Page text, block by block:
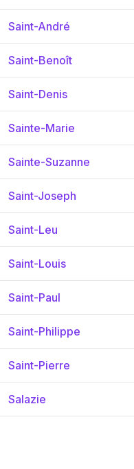
Saint-André
Saint-Benoît
Saint-Denis
Sainte-Marie
Sainte-Suzanne
Saint-Joseph
Saint-Leu
Saint-Louis
Saint-Paul
Saint-Philippe
Saint-Pierre
Salazie